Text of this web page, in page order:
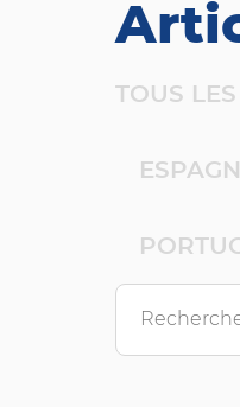
TOUS
Search